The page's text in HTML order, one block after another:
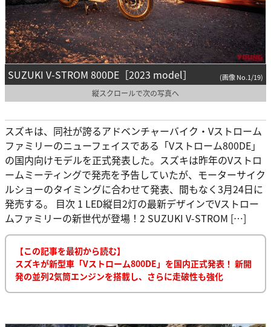
SUZUKI V-STROM 800DE［2023 model］ (画像 No.1/19)
縦スクロールで次の写真へ
スズキは、同社が誇るアドベンチャーバイク・Vストローム
ファミリーのニューフェイスである「Vストローム800DE」
の国内向けモデルを正式発表した。スズキは昨年のVストロ
ームミーティングで発売を予告していたが、モーターサイク
ルショーのタイミングに合わせて発表、間もなく3月24日に
発売する。 目次 1 LED縦目2灯の最新デザインでVストロー
ムファミリーの新世代が登場！2 SUZUKI V-STROM […]
【この記事を最初から読む】
スズキが新型車「Vストローム800DE」を国内正式発表！ 新開
発の並列2気筒エンジンを搭載し、さらに走破性も強化